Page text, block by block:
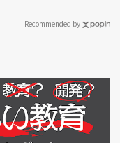
Recommended by